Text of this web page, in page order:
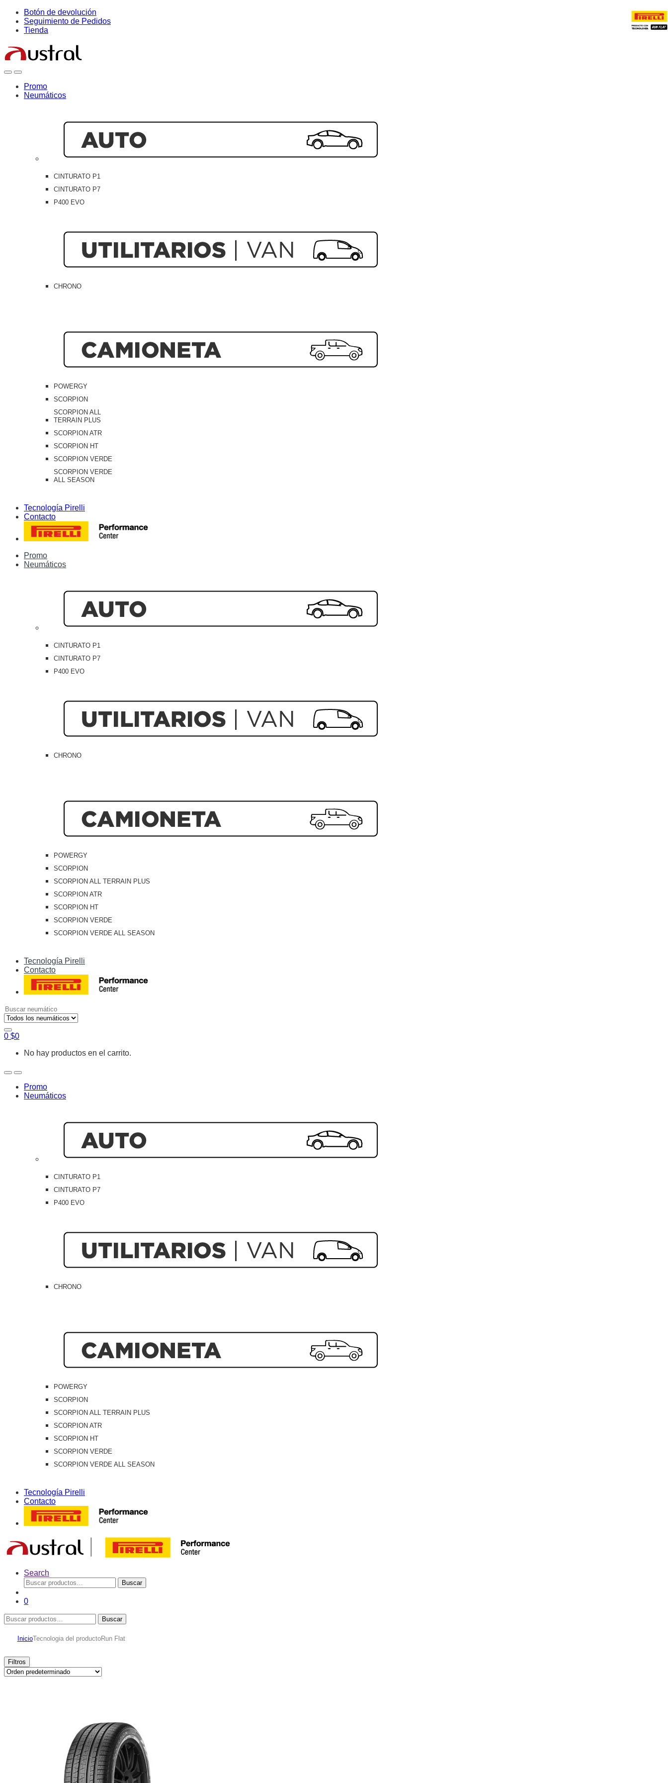
Skip
navigation
Skip
content
Botón de devolución
Seguimiento de Pedidos
Tienda
OpenClose
Promo
Neumáticos
CINTURATO P1
CINTURATO P7
P400 EVO
CHRONO
POWERGY
SCORPION
SCORPION ALL
TERRAIN PLUS
SCORPION ATR
SCORPION HT
SCORPION VERDE
SCORPION VERDE
ALL SEASON
Tecnología Pirelli
Contacto
Promo
Neumáticos
CINTURATO P1
CINTURATO P7
P400 EVO
CHRONO
POWERGY
SCORPION
SCORPION ALL TERRAIN PLUS
SCORPION ATR
SCORPION HT
SCORPION VERDE
SCORPION VERDE ALL SEASON
Tecnología Pirelli
Contacto
Search
for:
0 $0
No hay productos en el carrito.
OpenClose
Promo
Neumáticos
CINTURATO P1
CINTURATO P7
P400 EVO
CHRONO
POWERGY
SCORPION
SCORPION ALL TERRAIN PLUS
SCORPION ATR
SCORPION HT
SCORPION VERDE
SCORPION VERDE ALL SEASON
Tecnología Pirelli
Contacto
Search
Buscar
por:
Buscar
0
Buscar
por:
Buscar
InicioTecnologia del productoRun Flat
Filtros